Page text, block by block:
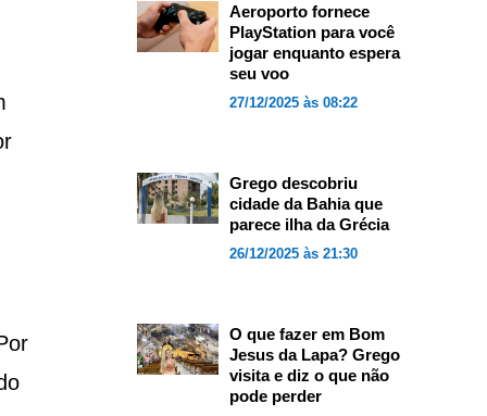
Aeroporto fornece
PlayStation para você
jogar enquanto espera
seu voo
27/12/2025 às 08:22
Grego descobriu
cidade da Bahia que
parece ilha da Grécia
26/12/2025 às 21:30
O que fazer em Bom
Jesus da Lapa? Grego
visita e diz o que não
pode perder